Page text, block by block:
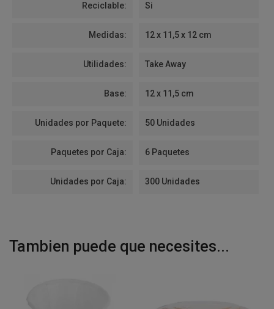
Reciclable: Si
Medidas: 12 x 11,5 x 12 cm
Utilidades: Take Away
Base: 12 x 11,5 cm
Unidades por Paquete: 50 Unidades
Paquetes por Caja: 6 Paquetes
Unidades por Caja: 300 Unidades
Tambien puede que necesites...